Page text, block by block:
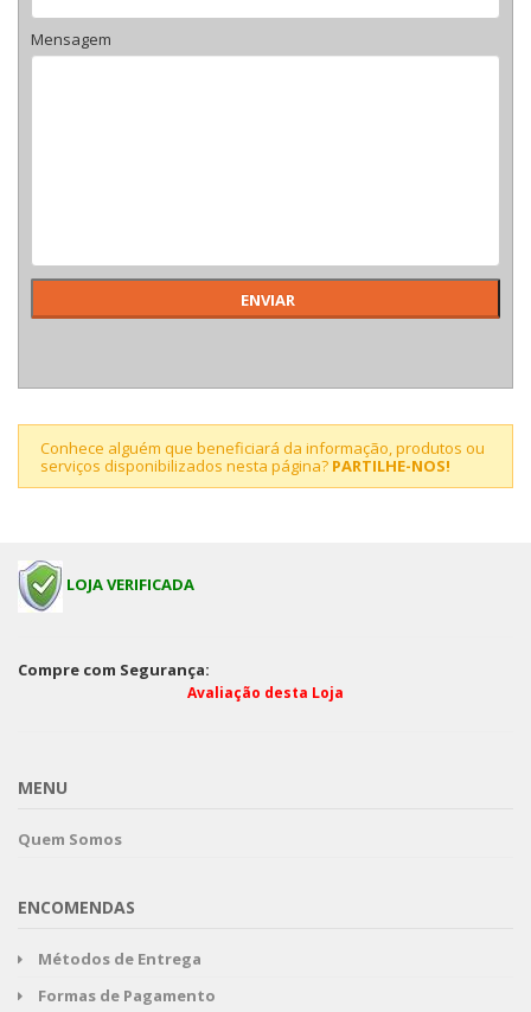
Mensagem
Conhece alguém que beneficiará da informação, produtos ou
serviços disponibilizados nesta página? PARTILHE-NOS!
LOJA VERIFICADA
Compre com Segurança:
Avaliação desta Loja
MENU
Quem Somos
ENCOMENDAS
Métodos de Entrega
Formas de Pagamento